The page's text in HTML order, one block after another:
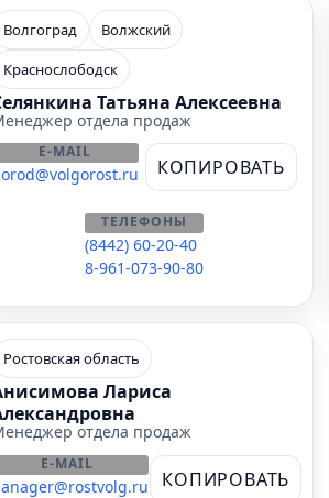
Волгоград
Волжский
Краснослободск
Татьяна Алексеевна
отдела продаж
E-MAIL
КОПИРОВАТЬ
ТЕЛЕФОНЫ
(8442) 60-20-40
8-961-073-90-80
Ростовская область
Лариса
отдела продаж
E-MAIL
КОПИРОВАТЬ